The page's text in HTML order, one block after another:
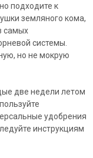
подходите к
земляного кома,
самых
системы.
но не мокрую
две недели летом
удобрения
инструкциям